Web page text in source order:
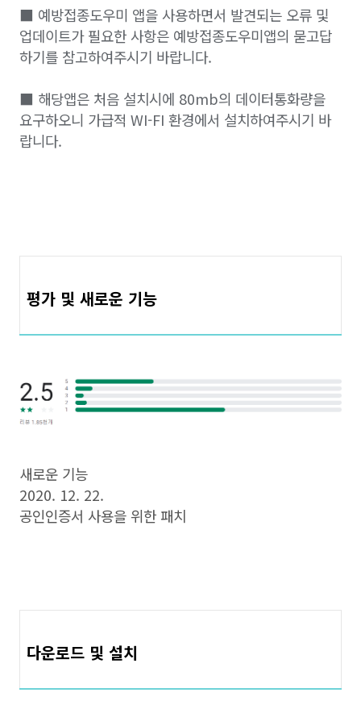
■ 예방접종도우미 앱을 사용하면서 발견되는 오류 및
업데이트가 필요한 사항은 예방접종도우미앱의 묻고답
하기를 참고하여주시기 바랍니다.
■ 해당앱은 처음 설치시에 80mb의 데이터통화량을
요구하오니 가급적 WI-FI 환경에서 설치하여주시기 바
랍니다.
평가 및 새로운 기능
새로운 기능
2020. 12. 22.
공인인증서 사용을 위한 패치
다운로드 및 설치